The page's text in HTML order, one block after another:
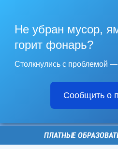
Не убран мусор,
горит фонарь?
Столкнулись с проблемой
Сообщить о
ПЛАТНЫЕ